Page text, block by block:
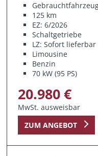
125 km
EZ: 6/2026
Schaltgetriebe
LZ: Sofort lieferbar
Limousine
Benzin
70 kW (95 PS)
20.980 €
MwSt. ausweisbar
ZUM ANGEBOT